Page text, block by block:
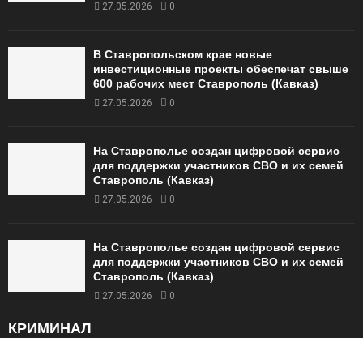
27.05.2026 0
В Ставропольском крае новые
инвестиционные проекты обеспечат свыше
600 рабочих мест Ставрополь (Кавказ)
27.05.2026 0
На Ставрополье создан цифровой сервис
для поддержки участников СВО и их семей
Ставрополь (Кавказ)
27.05.2026 0
На Ставрополье создан цифровой сервис
для поддержки участников СВО и их семей
Ставрополь (Кавказ)
27.05.2026 0
КРИМИНАЛ